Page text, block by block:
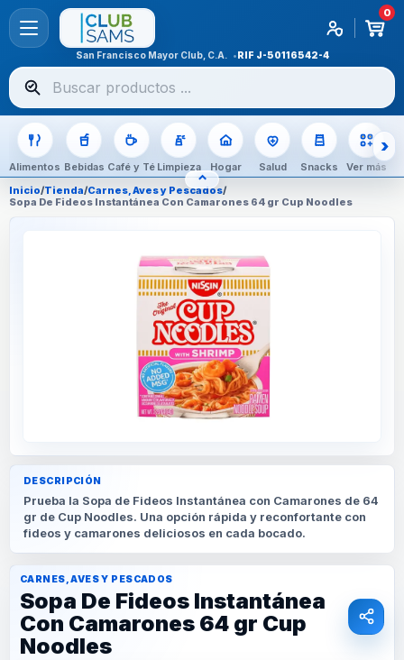
0
San Francisco Mayor Club, C.A. RIF J-50116542-4
Buscar
productos
Alimentos Bebidas Café y Té Limpieza Hogar Salud Snacks Ver más
⌃OCULTAR CATEGORÍAS
Inicio/Tienda/Carnes, Aves y Pescados/
Sopa De Fideos Instantánea Con Camarones 64 gr Cup Noodles
DESCRIPCIÓN
Prueba la Sopa de Fideos Instantánea con Camarones de 64
gr de Cup Noodles. Una opción rápida y reconfortante con
fideos y camarones deliciosos en cada bocado.
CARNES, AVES Y PESCADOS
Sopa De Fideos Instantánea
Con Camarones 64 gr Cup
Noodles